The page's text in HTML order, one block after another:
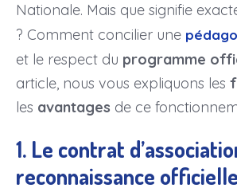
Nationale. Mais que signifie
? Comment concilier une
et le respect du programme
article, nous vous expliquons les
les avantages de ce
1. Le contrat
reconnaissance officielle